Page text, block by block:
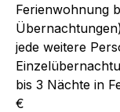
Ferienwohnung
jede weitere
bis 3 Nächte in
€